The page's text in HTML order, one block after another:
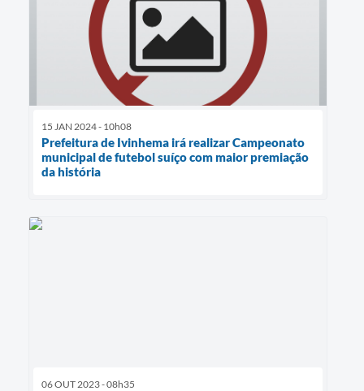
15 JAN 2024 - 10h08
Prefeitura de Ivinhema irá realizar Campeonato
municipal de futebol suíço com maior premiação
da história
06 OUT 2023 - 08h35